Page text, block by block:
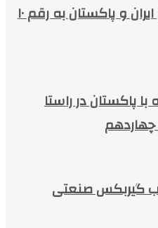
افزایش حجم تجارت بین ایران و پاکستان به رقم ۱۰
پاکستان در راستا
گیربکس صنعتی